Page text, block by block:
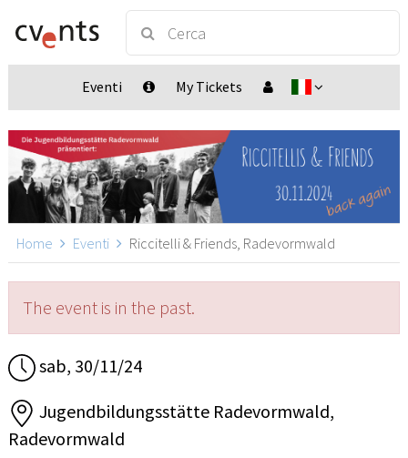
Eventi My Tickets
Home Eventi Riccitelli & Friends, Radevormwald
The event is in the past.
sab, 30/11/24
Jugendbildungsstätte Radevormwald,
Radevormwald